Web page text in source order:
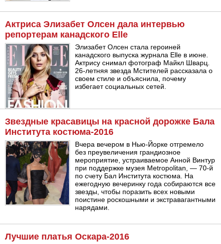
Актриса Элизабет Олсен дала интервью
репортерам канадского Elle
Элизабет Олсен стала героиней
канадского выпуска журнала Elle в июне.
Актрису снимал фотограф Майкл Шварц.
26-летняя звезда Мстителей рассказала о
своем стиле и объяснила, почему
избегает социальных сетей.
Звездные красавицы на красной дорожке Бала
Института костюма-2016
Вчера вечером в Нью-Йорке отгремело
без преувеличения грандиозное
мероприятие, устраиваемое Анной Винтур
при поддержке музея Metropolitan, — 70-й
по счету Бал Института костюма. На
ежегодную вечеринку года собираются все
звезды, чтобы поразить всех новыми
поистине роскошными и экстравагантными
нарядами.
Лучшие платья Оскара-2016